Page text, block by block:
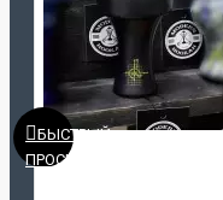
БЫСТРЫЙ
ПРОСМОТР